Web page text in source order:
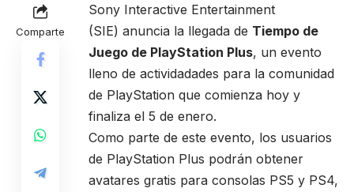
Comparte
Sony Interactive Entertainment
(SIE) anuncia la llegada de Tiempo de
Juego de PlayStation Plus, un evento
lleno de actividadades para la comunidad
de PlayStation que comienza hoy y
finaliza el 5 de enero.
Como parte de este evento, los usuarios
de PlayStation Plus podrán obtener
avatares gratis para consolas PS5 y PS4,